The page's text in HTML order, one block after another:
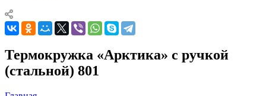
Термокружка «Арктика» с ручкой
(стальной) 801